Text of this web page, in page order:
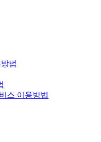
법
스 이용방법